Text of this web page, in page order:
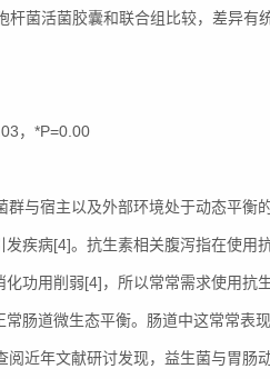
菌活菌胶囊和联合组比较，差异有
，*P=0.00
与宿主以及外部环境处于动态平衡
疾病[4]。抗生素相关腹泻指在使用
功用削弱[4]，所以常常需求使用抗
肠道微生态平衡。肠道中这常常表
近年文献研讨发现，益生菌与胃肠